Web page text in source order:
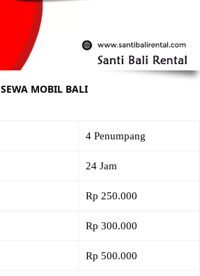
SEWA MOBIL BALI
4 Penumpang
24 Jam
Rp 250.000
Rp 300.000
Rp 500.000